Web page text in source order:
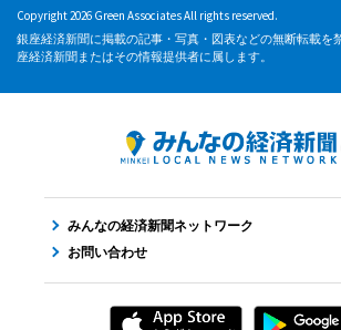
Copyright 2026 Green Associates All rights reserved.
銀座経済新聞に掲載の記事・写真・図表などの無断転載を
座経済新聞またはその情報提供者に属します。
みんなの経済新聞ネットワーク
お問い合わせ